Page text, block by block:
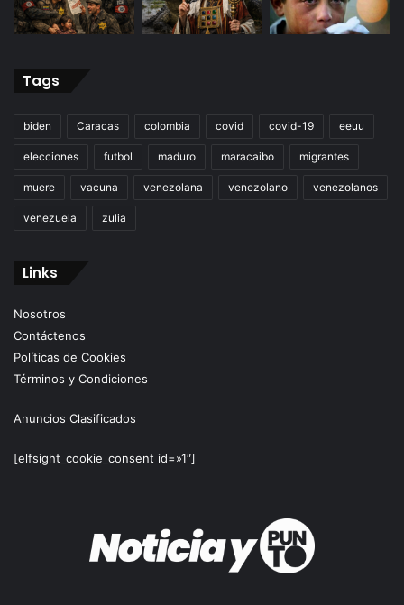
Tags
biden Caracas colombia covid covid-19 eeuu
elecciones futbol maduro maracaibo migrantes
muere vacuna venezolana venezolano venezolanos
venezuela zulia
Links
Nosotros
Contáctenos
Políticas de Cookies
Términos y Condiciones
Anuncios Clasificados
[elfsight_cookie_consent id=»1″]